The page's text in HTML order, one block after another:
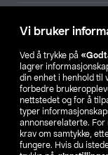
Vi bruker
Ved å trykke på
lagrer
din enhet i henhold til
forbedre
nettstedet og for å
typer
annonserelaterte. For
krav om samtykke,
fungere. Hvis du
Våre selskaper